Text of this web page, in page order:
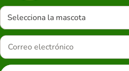
Selecciona la mascota